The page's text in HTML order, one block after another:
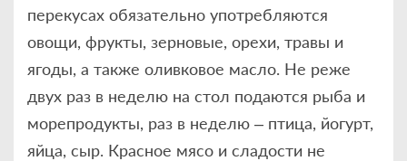
перекусах обязательно употребляются
овощи, фрукты, зерновые, орехи, травы и
ягоды, а также оливковое масло. Не реже
двух раз в неделю на стол подаются рыба и
морепродукты, раз в неделю – птица, йогурт,
яйца, сыр. Красное мясо и сладости не